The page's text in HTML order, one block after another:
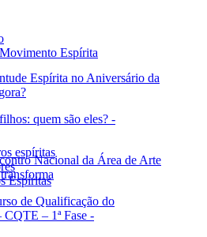
Espírita
espíritas
Espíritas
Espírita no Aniversário da
quem são eles? -
Nacional da Área de Arte
de Qualificação do
– 1ª Fase -